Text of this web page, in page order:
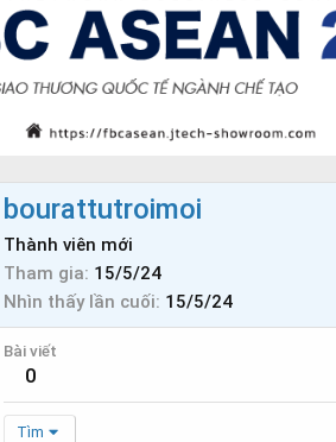
bourattutroimoi
Thành viên mới
Tham gia 15/5/24
Nhìn thấy lần cuối 15/5/24
Bài viết
0
Tìm